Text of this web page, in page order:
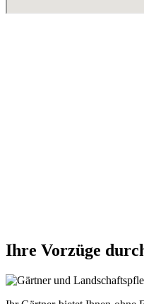
Ihre Vorzüge